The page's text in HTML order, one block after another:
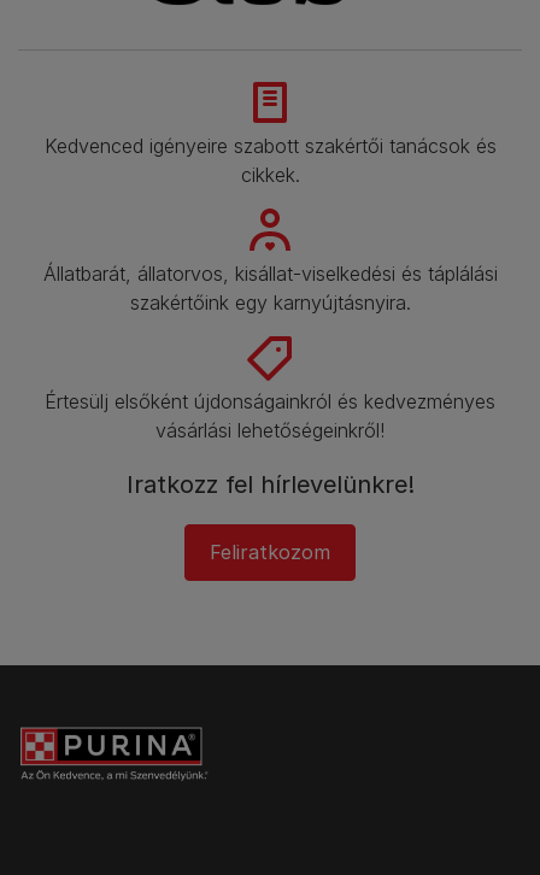
Kedvenced igényeire szabott szakértői tanácsok és
cikkek.​
Állatbarát, állatorvos, kisállat-viselkedési és táplálási
szakértőink egy karnyújtásnyira.​
Értesülj elsőként újdonságainkról és kedvezményes
vásárlási lehetőségeinkről!​
Iratkozz fel hírlevelünkre!​
Feliratkozom